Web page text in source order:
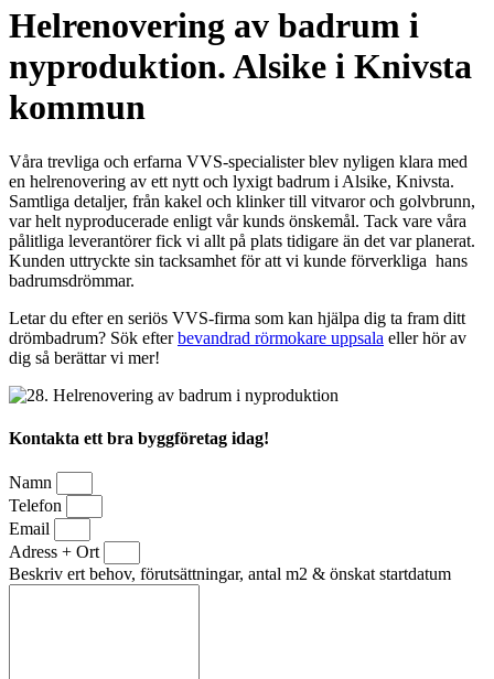
Helrenovering av badrum i
nyproduktion. Alsike i Knivsta
kommun
Våra trevliga och erfarna VVS-specialister blev nyligen klara med
en helrenovering av ett nytt och lyxigt badrum i Alsike, Knivsta.
Samtliga detaljer, från kakel och klinker till vitvaror och golvbrunn,
var helt nyproducerade enligt vår kunds önskemål. Tack vare våra
pålitliga leverantörer fick vi allt på plats tidigare än det var planerat.
Kunden uttryckte sin tacksamhet för att vi kunde förverkliga hans
badrumsdrömmar.
Letar du efter en seriös VVS-firma som kan hjälpa dig ta fram ditt
drömbadrum? Sök efterbevandrad rörmokare uppsala eller hör av
dig så berättar vi mer!
Kontakta ett bra byggföretag idag!
Namn
Telefon
Email
Adress + Ort
Beskriv ert behov, förutsättningar, antal m2 & önskat startdatum